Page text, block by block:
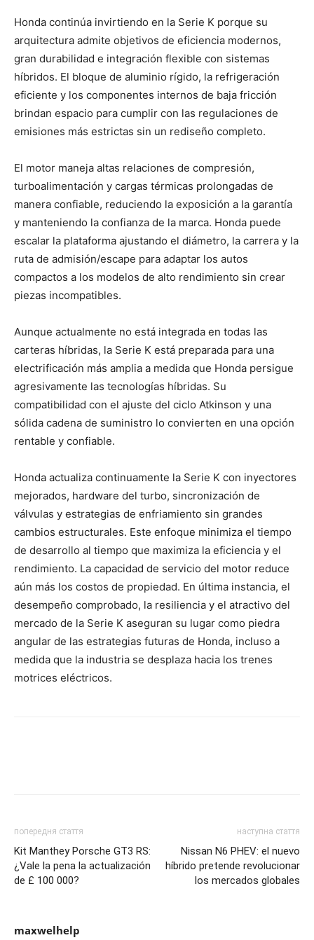
Honda continúa invirtiendo en la Serie K porque su
arquitectura admite objetivos de eficiencia modernos,
gran durabilidad e integración flexible con sistemas
híbridos. El bloque de aluminio rígido, la refrigeración
eficiente y los componentes internos de baja fricción
brindan espacio para cumplir con las regulaciones de
emisiones más estrictas sin un rediseño completo.
El motor maneja altas relaciones de compresión,
turboalimentación y cargas térmicas prolongadas de
manera confiable, reduciendo la exposición a la garantía
y manteniendo la confianza de la marca. Honda puede
escalar la plataforma ajustando el diámetro, la carrera y la
ruta de admisión/escape para adaptar los autos
compactos a los modelos de alto rendimiento sin crear
piezas incompatibles.
Aunque actualmente no está integrada en todas las
carteras híbridas, la Serie K está preparada para una
electrificación más amplia a medida que Honda persigue
agresivamente las tecnologías híbridas. Su
compatibilidad con el ajuste del ciclo Atkinson y una
sólida cadena de suministro lo convierten en una opción
rentable y confiable.
Honda actualiza continuamente la Serie K con inyectores
mejorados, hardware del turbo, sincronización de
válvulas y estrategias de enfriamiento sin grandes
cambios estructurales. Este enfoque minimiza el tiempo
de desarrollo al tiempo que maximiza la eficiencia y el
rendimiento. La capacidad de servicio del motor reduce
aún más los costos de propiedad. En última instancia, el
desempeño comprobado, la resiliencia y el atractivo del
mercado de la Serie K aseguran su lugar como piedra
angular de las estrategias futuras de Honda, incluso a
medida que la industria se desplaza hacia los trenes
motrices eléctricos.
попередня стаття
Kit Manthey Porsche GT3 RS:
¿Vale la pena la actualización
de £ 100 000?
наступна стаття
Nissan N6 PHEV: el nuevo
híbrido pretende revolucionar
los mercados globales
maxwelhelp